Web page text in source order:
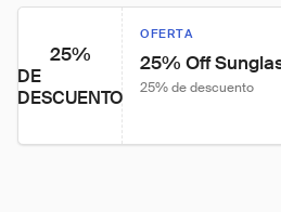
25%
DE
DESCUENTO
OFERTA
25% Off
25% de descuento